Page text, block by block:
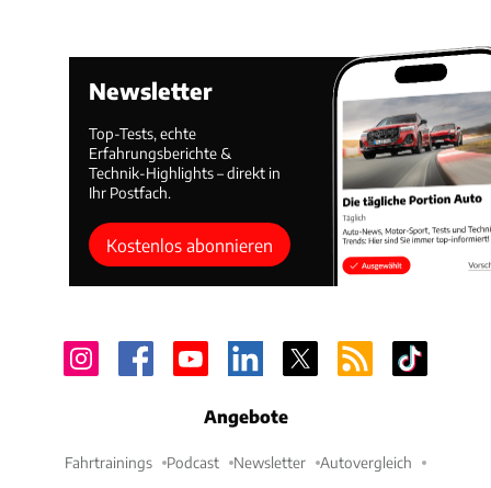
Newsletter
Top-Tests, echte
Erfahrungsberichte &
Technik-Highlights – direkt in
Ihr Postfach.
Kostenlos abonnieren
Angebote
Fahrtrainings Podcast Newsletter Autovergleich